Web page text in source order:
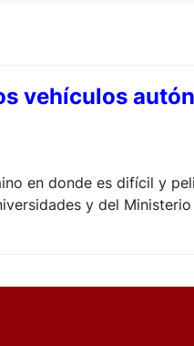
vehículos
en donde es difícil y
y del